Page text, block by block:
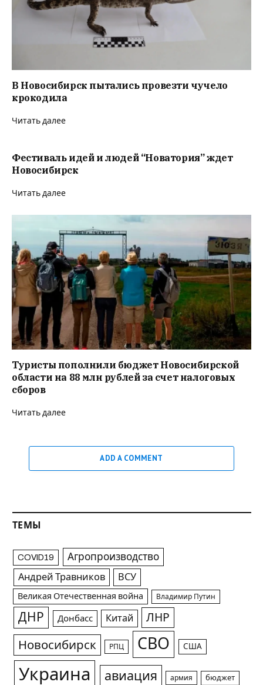
В Новосибирск пытались провезти чучело
крокодила
Читать далее
Фестиваль идей и людей “Новатория” ждет
Новосибирск
Читать далее
Туристы пополнили бюджет Новосибирской
области на 88 млн рублей за счет налоговых
сборов
Читать далее
ADD A COMMENT
ТЕМЫ
COVID19 Агропроизводство
Андрей Травников ВСУ
Великая Отечественная война Владимир Путин
ДНР Донбасс Китай ЛНР
Новосибирск РПЦ СВО США
Украина авиация армия бюджет